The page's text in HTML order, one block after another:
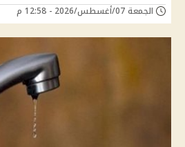
الجمعة 07/أغسطس/2026 - 12:58 م